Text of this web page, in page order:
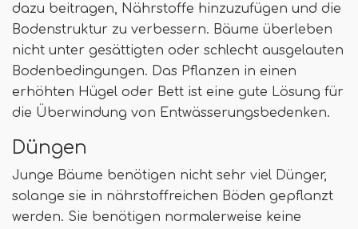
dazu beitragen, Nährstoffe hinzuzufügen und die
Bodenstruktur zu verbessern. Bäume überleben
nicht unter gesättigten oder schlecht ausgelauten
Bodenbedingungen. Das Pflanzen in einen
erhöhten Hügel oder Bett ist eine gute Lösung für
die Überwindung von Entwässerungsbedenken.
Düngen
Junge Bäume benötigen nicht sehr viel Dünger,
solange sie in nährstoffreichen Böden gepflanzt
werden. Sie benötigen normalerweise keine